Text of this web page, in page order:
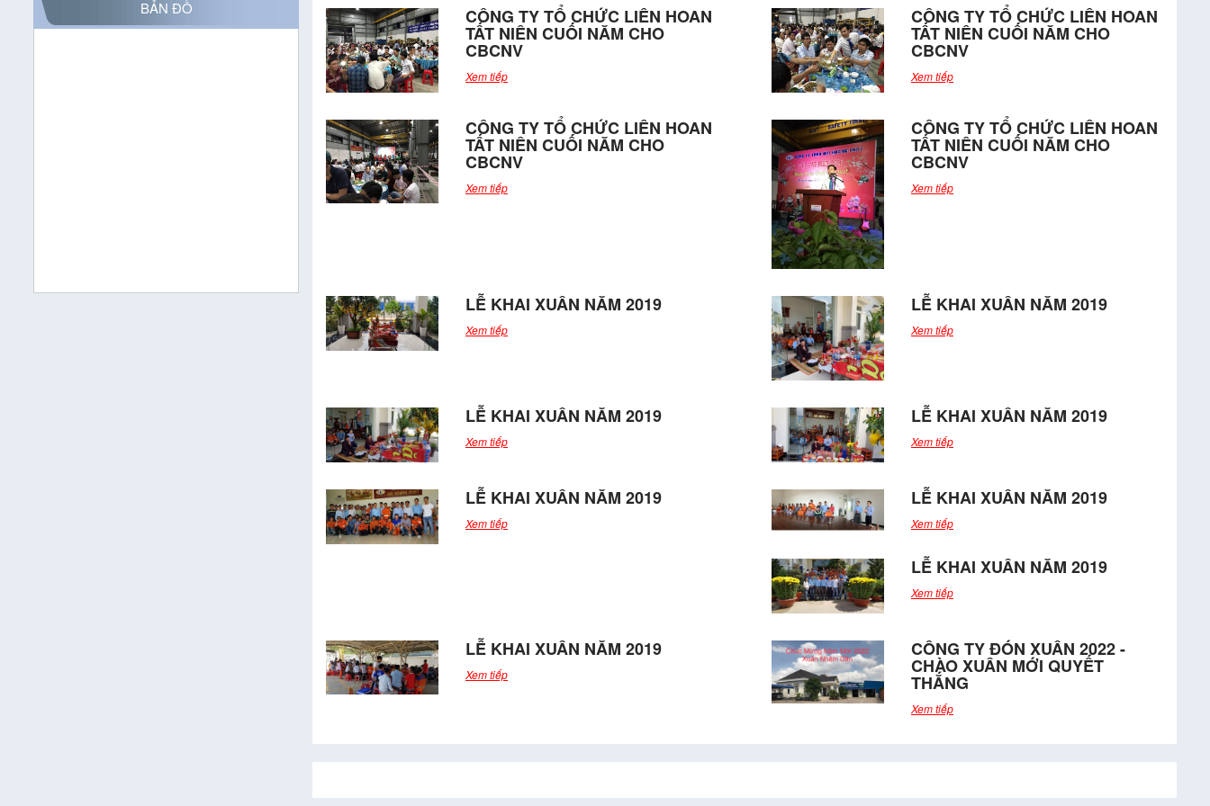
BẢN ĐỒ CÔNG TY TỔ CHỨC LIÊN HOAN
TẤT NIÊN CUỐI NĂM CHO
CBCNV
Xem tiếp
CÔNG TY TỔ CHỨC LIÊN HOAN
TẤT NIÊN CUỐI NĂM CHO
CBCNV
Xem tiếp
CÔNG TY TỔ CHỨC LIÊN HOAN
TẤT NIÊN CUỐI NĂM CHO
CBCNV
Xem tiếp
CÔNG TY TỔ CHỨC LIÊN HOAN
TẤT NIÊN CUỐI NĂM CHO
CBCNV
Xem tiếp
LỄ KHAI XUÂN NĂM 2019
Xem tiếp
LỄ KHAI XUÂN NĂM 2019
Xem tiếp
LỄ KHAI XUÂN NĂM 2019
Xem tiếp
LỄ KHAI XUÂN NĂM 2019
Xem tiếp
LỄ KHAI XUÂN NĂM 2019
Xem tiếp
LỄ KHAI XUÂN NĂM 2019
Xem tiếp
LỄ KHAI XUÂN NĂM 2019
Xem tiếp
LỄ KHAI XUÂN NĂM 2019
Xem tiếp
CÔNG TY ĐÓN XUÂN 2022 -
CHÀO XUÂN MỚI QUYẾT
THẮNG
Xem tiếp